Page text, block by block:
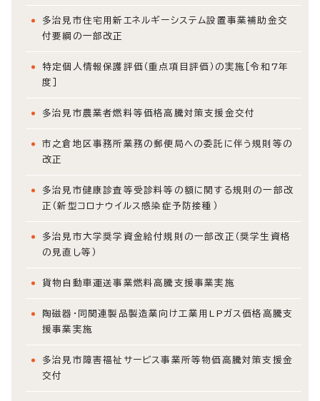
多治見市住宅用新エネルギーシステム設置事業補助金交
付要綱の一部改正
特定個人情報保護評価（重点項目評価）の実施［令和7年
度］
多治見市農業者燃料等価格高騰対策支援金交付
市之倉地区事務所業務の郵便局への委託に伴う規則等の
改正
多治見市健康診査等受診料等の額に関する規則の一部改
正（新型コロナウイルス感染症予防接種）
多治見市大学奨学資金給付規則の一部改正（奨学生資格
の見直し等）
貨物自動車運送事業燃料高騰支援事業実施
陶磁器・同関連製品製造業向け工業用LPガス価格高騰支
援事業実施
多治見市障害福祉サービス事業所等物価高騰対策支援金
交付